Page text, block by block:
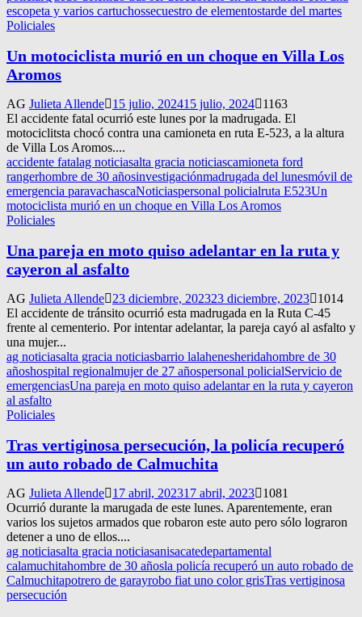
escopeta y varios cartuchossecuestro de elementostarde del martes
Policiales
Un motociclista murió en un choque en Villa Los
Aromos
AG Julieta Allende 15 julio, 202415 julio, 2024
1163
El accidente fatal ocurrió este lunes por la madrugada. El
motociclitsta chocó contra una camioneta en ruta E-523, a la altura
de Villa Los Aromos....
accidente fatalag noticiasalta gracia noticiascamioneta ford
rangerhombre de 30 añosinvestigaciónmadrugada del lunesmóvil de
emergencia paravachascaNoticiaspersonal policialruta E523Un
motociclista murió en un choque en Villa Los Aromos
Policiales
Una pareja en moto quiso adelantar en la ruta y
cayeron al asfalto
AG Julieta Allende 23 diciembre, 202323 diciembre, 2023
1014
El accidente de tránsito ocurrió esta madrugada en la Ruta C-45
frente al cementerio. Por intentar adelantar, la pareja cayó al asfalto y
una mujer...
ag noticiasalta gracia noticiasbarrio lalahenesheridahombre de 30
añoshospital regionalmujer de 27 añospersonal policialServicio de
emergenciasUna pareja en moto quiso adelantar en la ruta y cayeron
al asfalto
Policiales
Tras vertiginosa persecución, la policía recuperó
un auto robado de Calmuchita
AG Julieta Allende 17 abril, 202317 abril, 2023
1081
Ocurrió durante la marugada de este lunes. Aparentemente, eran
varios los sujetos armados que robaron este auto pero sólo lograron
detener a uno de ellos....
ag noticiasalta gracia noticiasanisacatedepartamental
calamuchitahombre de 30 añosla policía recuperó un auto robado de
Calmuchitapotrero de garayrobo fiat uno color grisTras vertiginosa
persecución